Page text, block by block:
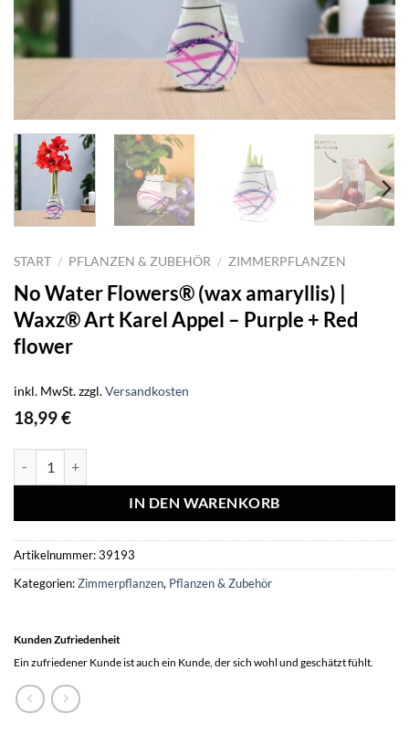
START / PFLANZEN & ZUBEHÖR / ZIMMERPFLANZEN
No Water Flowers® (wax amaryllis) |
Waxz® Art Karel Appel – Purple + Red
flower
inkl. MwSt.zzgl.Versandkosten
18,99€
IN DEN WARENKORB
Artikelnummer:39193
Kategorien:Zimmerpflanzen, Pflanzen & Zubehör
Kunden Zufriedenheit
Ein zufriedener Kunde ist auch ein Kunde, der sich wohl und geschätzt fühlt.